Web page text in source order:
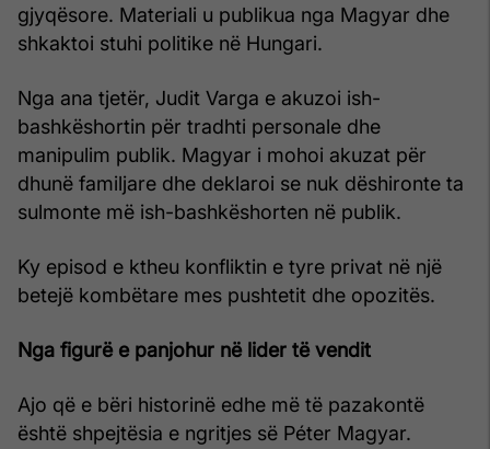
gjyqësore. Materiali u publikua nga Magyar dhe
shkaktoi stuhi politike në Hungari.
Nga ana tjetër, Judit Varga e akuzoi ish-
bashkëshortin për tradhti personale dhe
manipulim publik. Magyar i mohoi akuzat për
dhunë familjare dhe deklaroi se nuk dëshironte ta
sulmonte më ish-bashkëshorten në publik.
Ky episod e ktheu konfliktin e tyre privat në një
betejë kombëtare mes pushtetit dhe opozitës.
Nga figurë e panjohur në lider të vendit
Ajo që e bëri historinë edhe më të pazakontë
është shpejtësia e ngritjes së Péter Magyar.